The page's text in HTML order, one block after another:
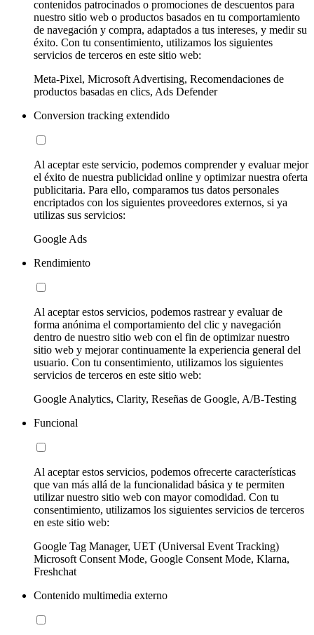
contenidos patrocinados o promociones de descuentos para
nuestro sitio web o productos basados en tu comportamiento
de navegación y compra, adaptados a tus intereses, y medir su
éxito. Con tu consentimiento, utilizamos los siguientes
servicios de terceros en este sitio web:
Meta-Pixel, Microsoft Advertising, Recomendaciones de
productos basadas en clics, Ads Defender
Conversion tracking extendido
Al aceptar este servicio, podemos comprender y evaluar mejor
el éxito de nuestra publicidad online y optimizar nuestra oferta
publicitaria. Para ello, comparamos tus datos personales
encriptados con los siguientes proveedores externos, si ya
utilizas sus servicios:
Google Ads
Rendimiento
Al aceptar estos servicios, podemos rastrear y evaluar de
forma anónima el comportamiento del clic y navegación
dentro de nuestro sitio web con el fin de optimizar nuestro
sitio web y mejorar continuamente la experiencia general del
usuario. Con tu consentimiento, utilizamos los siguientes
servicios de terceros en este sitio web:
Google Analytics, Clarity, Reseñas de Google, A/B-Testing
Funcional
Al aceptar estos servicios, podemos ofrecerte características
que van más allá de la funcionalidad básica y te permiten
utilizar nuestro sitio web con mayor comodidad. Con tu
consentimiento, utilizamos los siguientes servicios de terceros
en este sitio web:
Google Tag Manager, UET (Universal Event Tracking)
Microsoft Consent Mode, Google Consent Mode, Klarna,
Freshchat
Contenido multimedia externo